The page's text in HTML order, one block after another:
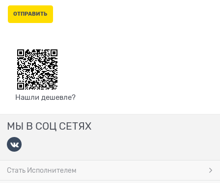
Нашли дешевле?
МЫ В СОЦ СЕТЯХ
Стать Исполнителем